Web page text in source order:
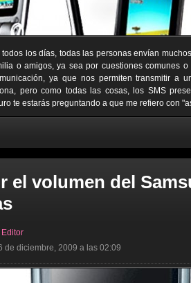
los días, todas las personas envían
o amigos, ya sea por cuestiones comunes
ya que nos permiten transmitir a
pero como todas las cosas, los SMS
te estarás preguntando a que me refiero con
el volumen del
Editor
de diciembre, 2009 a las 02:09